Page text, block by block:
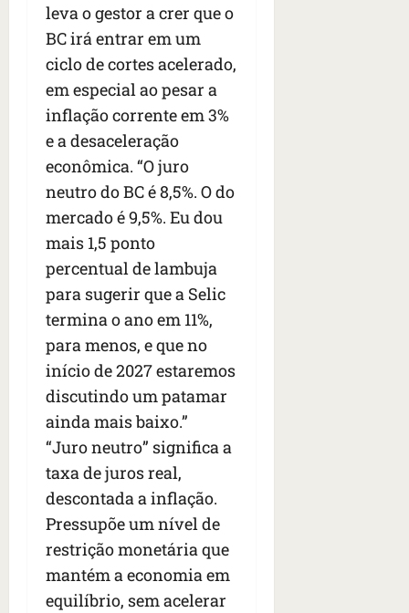
leva o gestor a crer que o
BC irá entrar em um
ciclo de cortes acelerado,
em especial ao pesar a
inflação corrente em 3%
e a desaceleração
econômica. “O juro
neutro do BC é 8,5%. O do
mercado é 9,5%. Eu dou
mais 1,5 ponto
percentual de lambuja
para sugerir que a Selic
termina o ano em 11%,
para menos, e que no
início de 2027 estaremos
discutindo um patamar
ainda mais baixo.”
“Juro neutro” significa a
taxa de juros real,
descontada a inflação.
Pressupõe um nível de
restrição monetária que
mantém a economia em
equilíbrio, sem acelerar